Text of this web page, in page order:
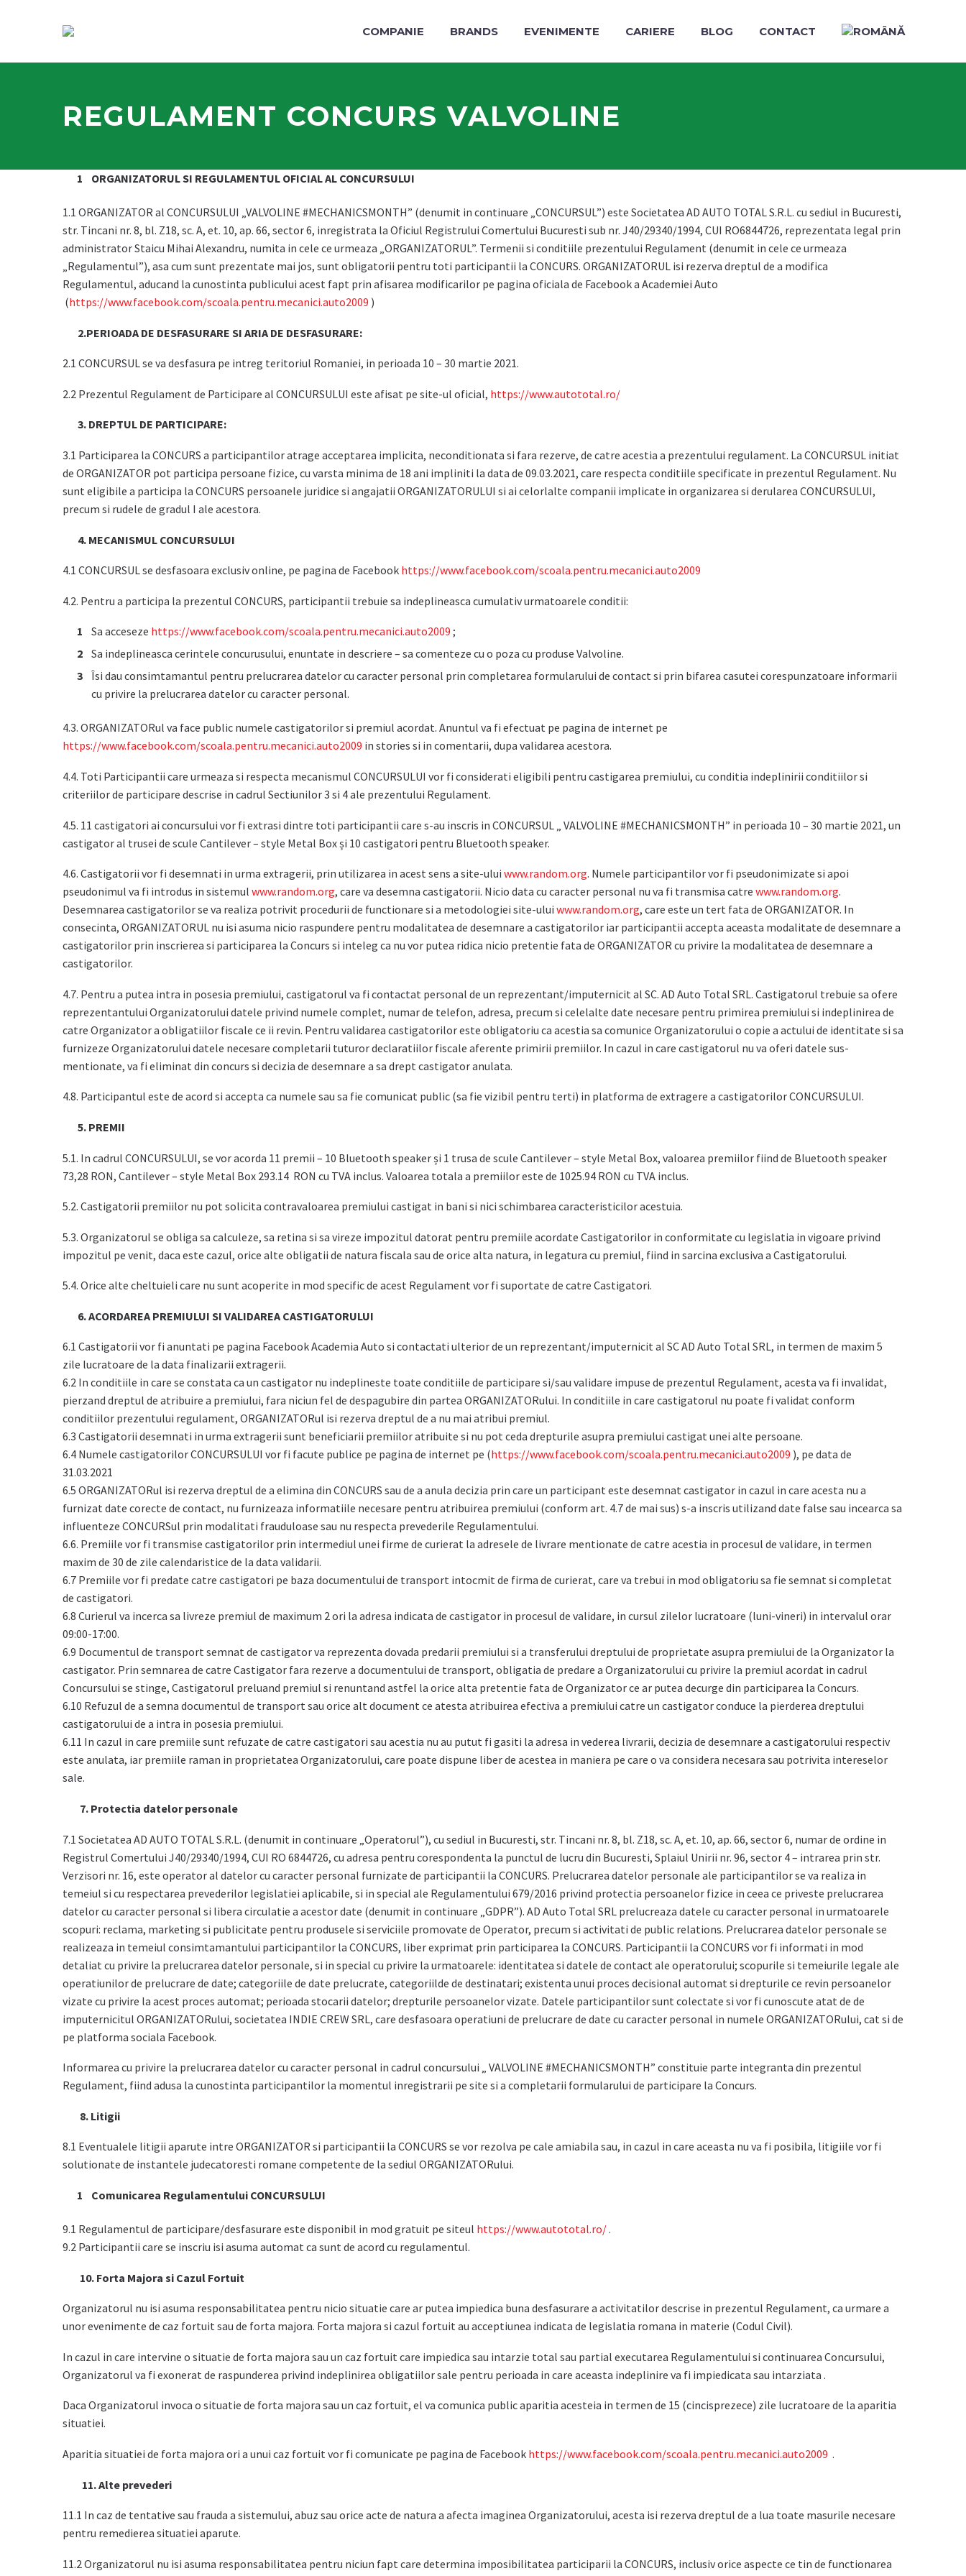
COMPANIE BRANDS EVENIMENTE CARIERE BLOG CONTACT
REGULAMENT CONCURS VALVOLINE
ORGANIZATORUL SI REGULAMENTUL OFICIAL AL CONCURSULUI
1.1 ORGANIZATOR al CONCURSULUI „VALVOLINE #MECHANICSMONTH” (denumit in continuare „CONCURSUL”) este Societatea AD AUTO TOTAL S.R.L. cu sediul in Bucuresti,
str. Tincani nr. 8, bl. Z18, sc. A, et. 10, ap. 66, sector 6, inregistrata la Oficiul Registrului Comertului Bucuresti sub nr. J40/29340/1994, CUI RO6844726, reprezentata legal prin
administrator Staicu Mihai Alexandru, numita in cele ce urmeaza „ORGANIZATORUL”. Termenii si conditiile prezentului Regulament (denumit in cele ce urmeaza
„Regulamentul”), asa cum sunt prezentate mai jos, sunt obligatorii pentru toti participantii la CONCURS. ORGANIZATORUL isi rezerva dreptul de a modifica
Regulamentul, aducand la cunostinta publicului acest fapt prin afisarea modificarilor pe pagina oficiala de Facebook a Academiei Auto
(https://www.facebook.com/scoala.pentru.mecanici.auto2009 )
2.PERIOADA DE DESFASURARE SI ARIA DE DESFASURARE:
2.1 CONCURSUL se va desfasura pe intreg teritoriul Romaniei, in perioada 10 – 30 martie 2021.
2.2 Prezentul Regulament de Participare al CONCURSULUI este afisat pe site-ul oficial, https://www.autototal.ro/
3. DREPTUL DE PARTICIPARE:
3.1 Participarea la CONCURS a participantilor atrage acceptarea implicita, neconditionata si fara rezerve, de catre acestia a prezentului regulament. La CONCURSUL initiat
de ORGANIZATOR pot participa persoane fizice, cu varsta minima de 18 ani impliniti la data de 09.03.2021, care respecta conditiile specificate in prezentul Regulament. Nu
sunt eligibile a participa la CONCURS persoanele juridice si angajatii ORGANIZATORULUI si ai celorlalte companii implicate in organizarea si derularea CONCURSULUI,
precum si rudele de gradul I ale acestora.
4. MECANISMUL CONCURSULUI
4.1 CONCURSUL se desfasoara exclusiv online, pe pagina de Facebook https://www.facebook.com/scoala.pentru.mecanici.auto2009
4.2. Pentru a participa la prezentul CONCURS, participantii trebuie sa indeplineasca cumulativ urmatoarele conditii:
Sa acceseze https://www.facebook.com/scoala.pentru.mecanici.auto2009 ;
Sa indeplineasca cerintele concurusului, enuntate in descriere – sa comenteze cu o poza cu produse Valvoline.
Îsi dau consimtamantul pentru prelucrarea datelor cu caracter personal prin completarea formularului de contact si prin bifarea casutei corespunzatoare informarii
cu privire la prelucrarea datelor cu caracter personal.
4.3. ORGANIZATORul va face public numele castigatorilor si premiul acordat. Anuntul va fi efectuat pe pagina de internet pe
https://www.facebook.com/scoala.pentru.mecanici.auto2009 in stories si in comentarii, dupa validarea acestora.
4.4. Toti Participantii care urmeaza si respecta mecanismul CONCURSULUI vor fi considerati eligibili pentru castigarea premiului, cu conditia indeplinirii conditiilor si
criteriilor de participare descrise in cadrul Sectiunilor 3 si 4 ale prezentului Regulament.
4.5. 11 castigatori ai concursului vor fi extrasi dintre toti participantii care s-au inscris in CONCURSUL „ VALVOLINE #MECHANICSMONTH” in perioada 10 – 30 martie 2021, un
castigator al trusei de scule Cantilever – style Metal Box și 10 castigatori pentru Bluetooth speaker.
4.6. Castigatorii vor fi desemnati in urma extragerii, prin utilizarea in acest sens a site-ului www.random.org. Numele participantilor vor fi pseudonimizate si apoi
pseudonimul va fi introdus in sistemul www.random.org, care va desemna castigatorii. Nicio data cu caracter personal nu va fi transmisa catre www.random.org.
Desemnarea castigatorilor se va realiza potrivit procedurii de functionare si a metodologiei site-ului www.random.org, care este un tert fata de ORGANIZATOR. In
consecinta, ORGANIZATORUL nu isi asuma nicio raspundere pentru modalitatea de desemnare a castigatorilor iar participantii accepta aceasta modalitate de desemnare a
castigatorilor prin inscrierea si participarea la Concurs si inteleg ca nu vor putea ridica nicio pretentie fata de ORGANIZATOR cu privire la modalitatea de desemnare a
castigatorilor.
4.7. Pentru a putea intra in posesia premiului, castigatorul va fi contactat personal de un reprezentant/imputernicit al SC. AD Auto Total SRL. Castigatorul trebuie sa ofere
reprezentantului Organizatorului datele privind numele complet, numar de telefon, adresa, precum si celelalte date necesare pentru primirea premiului si indeplinirea de
catre Organizator a obligatiilor fiscale ce ii revin. Pentru validarea castigatorilor este obligatoriu ca acestia sa comunice Organizatorului o copie a actului de identitate si sa
furnizeze Organizatorului datele necesare completarii tuturor declaratiilor fiscale aferente primirii premiilor. In cazul in care castigatorul nu va oferi datele sus-
mentionate, va fi eliminat din concurs si decizia de desemnare a sa drept castigator anulata.
4.8. Participantul este de acord si accepta ca numele sau sa fie comunicat public (sa fie vizibil pentru terti) in platforma de extragere a castigatorilor CONCURSULUI.
5. PREMII
5.1. In cadrul CONCURSULUI, se vor acorda 11 premii – 10 Bluetooth speaker și 1 trusa de scule Cantilever – style Metal Box, valoarea premiilor fiind de Bluetooth speaker
73,28 RON, Cantilever – style Metal Box 293.14 RON cu TVA inclus. Valoarea totala a premiilor este de 1025.94 RON cu TVA inclus.
5.2. Castigatorii premiilor nu pot solicita contravaloarea premiului castigat in bani si nici schimbarea caracteristicilor acestuia.
5.3. Organizatorul se obliga sa calculeze, sa retina si sa vireze impozitul datorat pentru premiile acordate Castigatorilor in conformitate cu legislatia in vigoare privind
impozitul pe venit, daca este cazul, orice alte obligatii de natura fiscala sau de orice alta natura, in legatura cu premiul, fiind in sarcina exclusiva a Castigatorului.
5.4. Orice alte cheltuieli care nu sunt acoperite in mod specific de acest Regulament vor fi suportate de catre Castigatori.
6. ACORDAREA PREMIULUI SI VALIDAREA CASTIGATORULUI
6.1 Castigatorii vor fi anuntati pe pagina Facebook Academia Auto si contactati ulterior de un reprezentant/imputernicit al SC AD Auto Total SRL, in termen de maxim 5
zile lucratoare de la data finalizarii extragerii.
6.2 In conditiile in care se constata ca un castigator nu indeplineste toate conditiile de participare si/sau validare impuse de prezentul Regulament, acesta va fi invalidat,
pierzand dreptul de atribuire a premiului, fara niciun fel de despagubire din partea ORGANIZATORului. In conditiile in care castigatorul nu poate fi validat conform
conditiilor prezentului regulament, ORGANIZATORul isi rezerva dreptul de a nu mai atribui premiul.
6.3 Castigatorii desemnati in urma extragerii sunt beneficiarii premiilor atribuite si nu pot ceda drepturile asupra premiului castigat unei alte persoane.
6.4 Numele castigatorilor CONCURSULUI vor fi facute publice pe pagina de internet pe (https://www.facebook.com/scoala.pentru.mecanici.auto2009 ), pe data de
31.03.2021
6.5 ORGANIZATORul isi rezerva dreptul de a elimina din CONCURS sau de a anula decizia prin care un participant este desemnat castigator in cazul in care acesta nu a
furnizat date corecte de contact, nu furnizeaza informatiile necesare pentru atribuirea premiului (conform art. 4.7 de mai sus) s-a inscris utilizand date false sau incearca sa
influenteze CONCURSul prin modalitati frauduloase sau nu respecta prevederile Regulamentului.
6.6. Premiile vor fi transmise castigatorilor prin intermediul unei firme de curierat la adresele de livrare mentionate de catre acestia in procesul de validare, in termen
maxim de 30 de zile calendaristice de la data validarii.
6.7 Premiile vor fi predate catre castigatori pe baza documentului de transport intocmit de firma de curierat, care va trebui in mod obligatoriu sa fie semnat si completat
de castigatori.
6.8 Curierul va incerca sa livreze premiul de maximum 2 ori la adresa indicata de castigator in procesul de validare, in cursul zilelor lucratoare (luni-vineri) in intervalul orar
09:00-17:00.
6.9 Documentul de transport semnat de castigator va reprezenta dovada predarii premiului si a transferului dreptului de proprietate asupra premiului de la Organizator la
castigator. Prin semnarea de catre Castigator fara rezerve a documentului de transport, obligatia de predare a Organizatorului cu privire la premiul acordat in cadrul
Concursului se stinge, Castigatorul preluand premiul si renuntand astfel la orice alta pretentie fata de Organizator ce ar putea decurge din participarea la Concurs.
6.10 Refuzul de a semna documentul de transport sau orice alt document ce atesta atribuirea efectiva a premiului catre un castigator conduce la pierderea dreptului
castigatorului de a intra in posesia premiului.
6.11 In cazul in care premiile sunt refuzate de catre castigatori sau acestia nu au putut fi gasiti la adresa in vederea livrarii, decizia de desemnare a castigatorului respectiv
este anulata, iar premiile raman in proprietatea Organizatorului, care poate dispune liber de acestea in maniera pe care o va considera necesara sau potrivita intereselor
sale.
7. Protectia datelor personale
7.1 Societatea AD AUTO TOTAL S.R.L. (denumit in continuare „Operatorul”), cu sediul in Bucuresti, str. Tincani nr. 8, bl. Z18, sc. A, et. 10, ap. 66, sector 6, numar de ordine in
Registrul Comertului J40/29340/1994, CUI RO 6844726, cu adresa pentru corespondenta la punctul de lucru din Bucuresti, Splaiul Unirii nr. 96, sector 4 – intrarea prin str.
Verzisori nr. 16, este operator al datelor cu caracter personal furnizate de participantii la CONCURS. Prelucrarea datelor personale ale participantilor se va realiza in
temeiul si cu respectarea prevederilor legislatiei aplicabile, si in special ale Regulamentului 679/2016 privind protectia persoanelor fizice in ceea ce priveste prelucrarea
datelor cu caracter personal si libera circulatie a acestor date (denumit in continuare „GDPR”). AD Auto Total SRL prelucreaza datele cu caracter personal in urmatoarele
scopuri: reclama, marketing si publicitate pentru produsele si serviciile promovate de Operator, precum si activitati de public relations. Prelucrarea datelor personale se
realizeaza in temeiul consimtamantului participantilor la CONCURS, liber exprimat prin participarea la CONCURS. Participantii la CONCURS vor fi informati in mod
detaliat cu privire la prelucrarea datelor personale, si in special cu privire la urmatoarele: identitatea si datele de contact ale operatorului; scopurile si temeiurile legale ale
operatiunilor de prelucrare de date; categoriile de date prelucrate, categoriilde de destinatari; existenta unui proces decisional automat si drepturile ce revin persoanelor
vizate cu privire la acest proces automat; perioada stocarii datelor; drepturile persoanelor vizate. Datele participantilor sunt colectate si vor fi cunoscute atat de de
imputernicitul ORGANIZATORului, societatea INDIE CREW SRL, care desfasoara operatiuni de prelucrare de date cu caracter personal in numele ORGANIZATORului, cat si de
pe platforma sociala Facebook.
Informarea cu privire la prelucrarea datelor cu caracter personal in cadrul concursului „ VALVOLINE #MECHANICSMONTH” constituie parte integranta din prezentul
Regulament, fiind adusa la cunostinta participantilor la momentul inregistrarii pe site si a completarii formularului de participare la Concurs.
8. Litigii
8.1 Eventualele litigii aparute intre ORGANIZATOR si participantii la CONCURS se vor rezolva pe cale amiabila sau, in cazul in care aceasta nu va fi posibila, litigiile vor fi
solutionate de instantele judecatoresti romane competente de la sediul ORGANIZATORului.
Comunicarea Regulamentului CONCURSULUI
9.1 Regulamentul de participare/desfasurare este disponibil in mod gratuit pe siteul https://www.autototal.ro/.
9.2 Participantii care se inscriu isi asuma automat ca sunt de acord cu regulamentul.
10. Forta Majora si Cazul Fortuit
Organizatorul nu isi asuma responsabilitatea pentru nicio situatie care ar putea impiedica buna desfasurare a activitatilor descrise in prezentul Regulament, ca urmare a
unor evenimente de caz fortuit sau de forta majora. Forta majora si cazul fortuit au acceptiunea indicata de legislatia romana in materie (Codul Civil).
In cazul in care intervine o situatie de forta majora sau un caz fortuit care impiedica sau intarzie total sau partial executarea Regulamentului si continuarea Concursului,
Organizatorul va fi exonerat de raspunderea privind indeplinirea obligatiilor sale pentru perioada in care aceasta indeplinire va fi impiedicata sau intarziata .
Daca Organizatorul invoca o situatie de forta majora sau un caz fortuit, el va comunica public aparitia acesteia in termen de 15 (cincisprezece) zile lucratoare de la aparitia
situatiei.
Aparitia situatiei de forta majora ori a unui caz fortuit vor fi comunicate pe pagina de Facebook https://www.facebook.com/scoala.pentru.mecanici.auto2009 .
11. Alte prevederi
11.1 In caz de tentative sau frauda a sistemului, abuz sau orice acte de natura a afecta imaginea Organizatorului, acesta isi rezerva dreptul de a lua toate masurile necesare
pentru remedierea situatiei aparute.
11.2 Organizatorul nu isi asuma responsabilitatea pentru niciun fapt care determina imposibilitatea participarii la CONCURS, inclusiv orice aspecte ce tin de functionarea